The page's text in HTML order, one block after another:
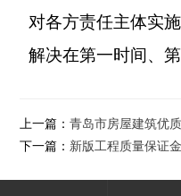
对各方责任主体实
解决在第一时间、
上一篇： 青岛市房屋建筑优
下一篇： 新版工程质量保证